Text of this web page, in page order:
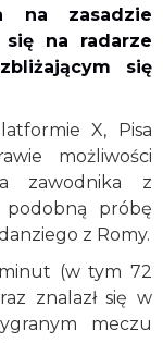
na zasadzie
się na radarze
się
X, Pisa
możliwości
zawodnika z
próbę
z Romy.
(w tym 72
znalazł się w
meczu